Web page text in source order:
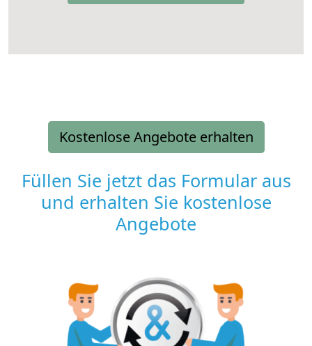
Kostenlose Angebote erhalten
Füllen Sie jetzt das Formular aus
und erhalten Sie kostenlose
Angebote